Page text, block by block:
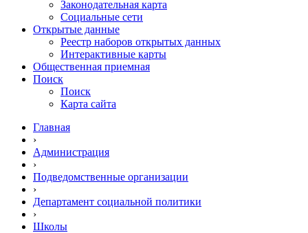
Законодательная карта
Социальные сети
Открытые данные
Реестр наборов открытых данных
Интерактивные карты
Общественная приемная
Поиск
Поиск
Карта сайта
Главная
›
Администрация
›
Подведомственные организации
›
Департамент социальной политики
›
Школы